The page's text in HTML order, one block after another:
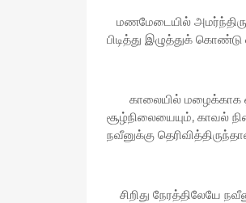
மணமேடையில்
பிடித்து இழுத்துக்
காலையில் மழைக்காக
சூழ்நிலையையும், காவல்
நவீனுக்கு
சிறிது நேரத்திலேயே